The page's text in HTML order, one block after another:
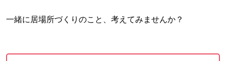
一緒に居場所づくりのこと、考えてみませんか？